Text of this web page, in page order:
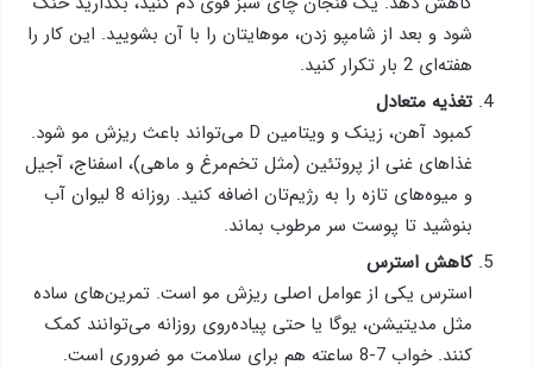
شود و بعد از شامپو زدن، موهایتان را با آن بشویید. این کار را
هفته‌ای 2 بار تکرار کنید.
تغذیه متعادل
کمبود آهن، زینک و ویتامین D می‌تواند باعث ریزش مو شود.
غذاهای غنی از پروتئین (مثل تخم‌مرغ و ماهی)، اسفناج، آجیل
و میوه‌های تازه را به رژیم‌تان اضافه کنید. روزانه 8 لیوان آب
بنوشید تا پوست سر مرطوب بماند.
کاهش استرس
استرس یکی از عوامل اصلی ریزش مو است. تمرین‌های ساده
مثل مدیتیشن، یوگا یا حتی پیاده‌روی روزانه می‌توانند کمک
کنند. خواب 7-8 ساعته هم برای سلامت مو ضروری است.